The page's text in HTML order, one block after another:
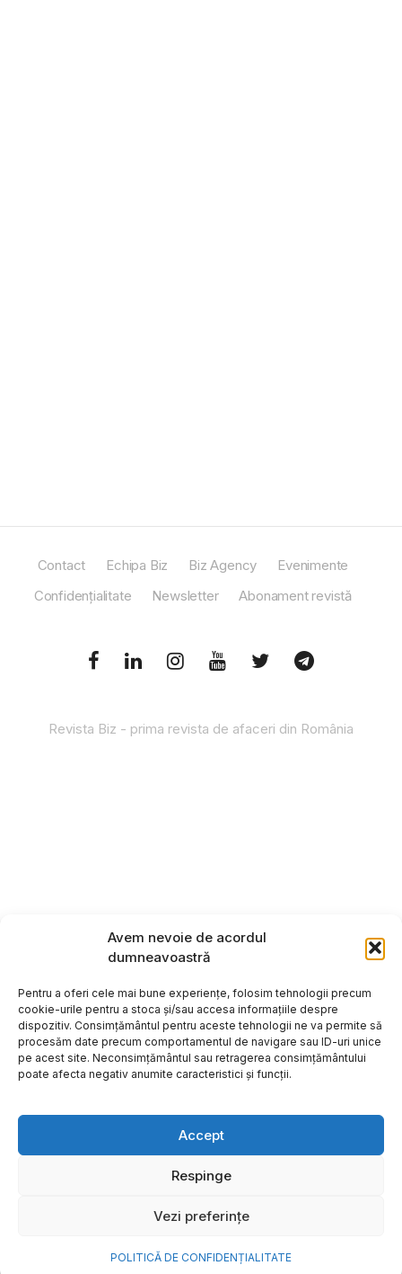
Avem nevoie de acordul
dumneavoastră
Pentru a oferi cele mai bune experiențe, folosim tehnologii precum
cookie-urile pentru a stoca și/sau accesa informațiile despre
dispozitiv. Consimțământul pentru aceste tehnologii ne va permite să
procesăm date precum comportamentul de navigare sau ID-uri unice
pe acest site. Neconsimțământul sau retragerea consimțământului
poate afecta negativ anumite caracteristici și funcții.
Accept
Respinge
Vezi preferințe
POLITICĂ DE CONFIDENȚIALITATE
Contact Echipa Biz Biz Agency
Evenimente
Confidențialitate
Newsletter Abonament revistă
Revista Biz - prima revista de afaceri din România
Copyright ©2026